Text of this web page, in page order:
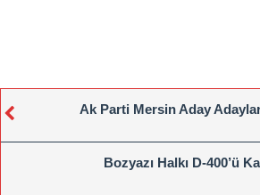
Ak Parti Mersin Aday
Bozyazı Halkı D-400’ü